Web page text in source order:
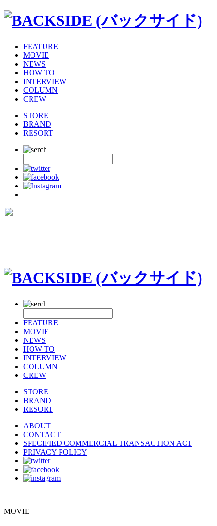
FEATURE
MOVIE
NEWS
HOW TO
INTERVIEW
COLUMN
CREW
STORE
BRAND
RESORT
FEATURE
MOVIE
NEWS
HOW TO
INTERVIEW
COLUMN
CREW
STORE
BRAND
RESORT
ABOUT
CONTACT
SPECIFIED COMMERCIAL TRANSACTION ACT
PRIVACY POLICY
MOVIE